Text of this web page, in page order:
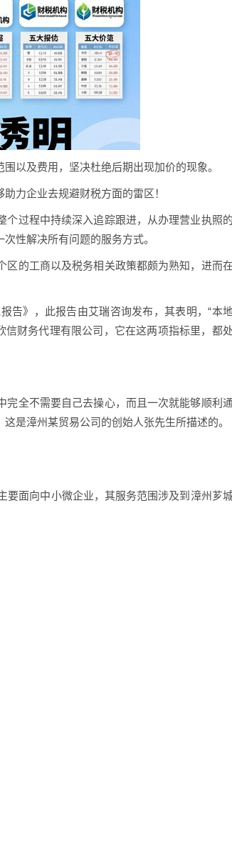
以及费用，坚决杜绝后期出现加价的现象。
力企业去规避财税方面的雷区！
过程中持续深入追踪跟进，从办理营业执照的
性解决所有问题的服务方式。
的工商以及税务相关政策都颇为熟知，进而在
告》，此报告由艾瑞咨询发布，其表明，“本
信财务代理有限公司，它在这两项指标里，都处
完全不需要自己去操心，而且一次就能够顺利通
是漳州某贸易公司的创始人张先生所描述的。
要面向中小微企业，其服务范围涉及到漳州芗